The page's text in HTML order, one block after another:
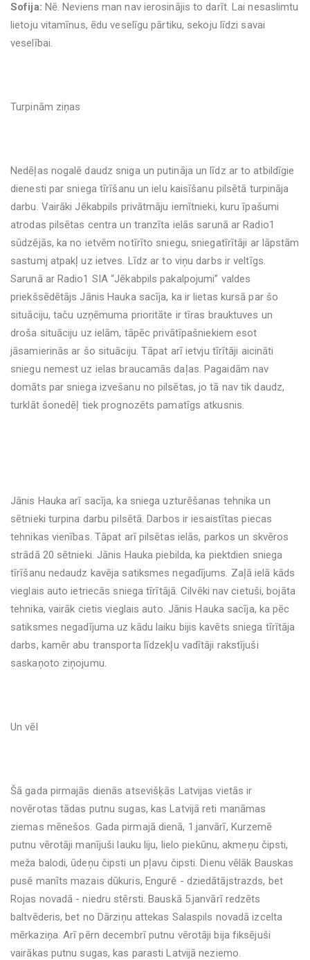
Sofija: Nē. Neviens man nav ierosinājis to darīt. Lai nesaslimtu
lietoju vitamīnus, ēdu veselīgu pārtiku, sekoju līdzi savai
veselībai.
Turpinām ziņas
Nedēļas nogalē daudz sniga un putināja un līdz ar to atbildīgie
dienesti par sniega tīrīšanu un ielu kaisīšanu pilsētā turpināja
darbu. Vairāki Jēkabpils privātmāju iemītnieki, kuru īpašumi
atrodas pilsētas centra un tranzīta ielās sarunā ar Radio1
sūdzējās, ka no ietvēm notīrīto sniegu, sniegatīrītāji ar lāpstām
sastumj atpakļ uz ietves. Līdz ar to viņu darbs ir veltīgs.
Sarunā ar Radio1 SIA “Jēkabpils pakalpojumi” valdes
priekšsēdētājs Jānis Hauka sacīja, ka ir lietas kursā par šo
situāciju, taču uzņēmuma prioritāte ir tīras brauktuves un
droša situāciju uz ielām, tāpēc privātīpašniekiem esot
jāsamierinās ar šo situāciju. Tāpat arī ietvju tīrītāji aicināti
sniegu nemest uz ielas braucamās daļas. Pagaidām nav
domāts par sniega izvešanu no pilsētas, jo tā nav tik daudz,
turklāt šonedēļ tiek prognozēts pamatīgs atkusnis.
Jānis Hauka arī sacīja, ka sniega uzturēšanas tehnika un
sētnieki turpina darbu pilsētā. Darbos ir iesaistītas piecas
tehnikas vienības. Tāpat arī pilsētas ielās, parkos un skvēros
strādā 20 sētnieki. Jānis Hauka piebilda, ka piektdien sniega
tīrīšanu nedaudz kavēja satiksmes negadījums. Zaļā ielā kāds
vieglais auto ietriecās sniega tīrītājā. Cilvēki nav cietuši, bojāta
tehnika, vairāk cietis vieglais auto. Jānis Hauka sacīja, ka pēc
satiksmes negadījuma uz kādu laiku bijis kavēts sniega tīrītāja
darbs, kamēr abu transporta līdzekļu vadītāji rakstījuši
saskaņoto ziņojumu.
Un vēl
Šā gada pirmajās dienās atsevišķās Latvijas vietās ir
novērotas tādas putnu sugas, kas Latvijā reti manāmas
ziemas mēnešos. Gada pirmajā dienā, 1.janvārī, Kurzemē
putnu vērotāji manījuši lauku liju, lielo piekūnu, akmeņu čipsti,
meža balodi, ūdeņu čipsti un pļavu čipsti. Dienu vēlāk Bauskas
pusē manīts mazais dūkuris, Engurē - dziedātājstrazds, bet
Rojas novadā - niedru stērsti. Bauskā 5.janvārī redzēts
baltvēderis, bet no Dārziņu attekas Salaspils novadā izcelta
mērkaziņa. Arī pērn decembrī putnu vērotāji bija fiksējuši
vairākas putnu sugas, kas parasti Latvijā neziemo.